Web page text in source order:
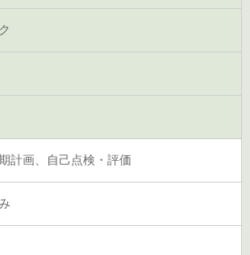
計画、自己点検・評価